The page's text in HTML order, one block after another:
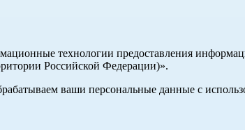
технологии предоставления
Российской Федерации)».
ваши персональные данные с